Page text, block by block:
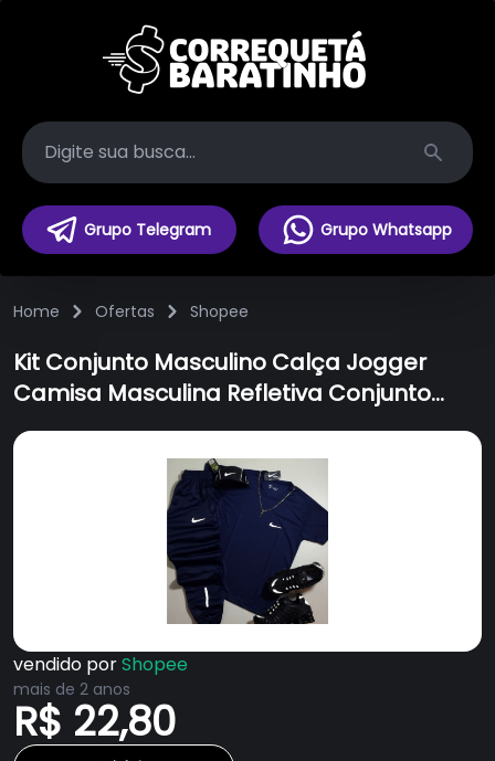
Search
Grupo Telegram Grupo Whatsapp
Home Ofertas Shopee
Kit Conjunto Masculino Calça Jogger
Camisa Masculina Refletiva Conjunto
Masculino Esportivo dry fit - ENVIO
IMEDIATO
vendido porShopee
mais de 2 anos
R$ 22,80